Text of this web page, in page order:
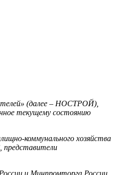
(далее – НОСТРОЙ),
текущему состоянию
коммунального хозяйства
и Минпромторга России,